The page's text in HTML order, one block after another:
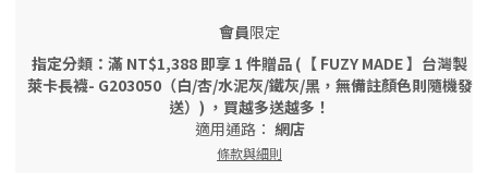
會員限定
指定分類：滿 NT$1,388 即享 1 件贈品 (【 FUZY MADE 】台灣製
萊卡長襪- G203050（白/杏/水泥灰/鐵灰/黑，無備註顏色則隨機發
送）) ，買越多送越多！
適用通路： 網店
條款與細則